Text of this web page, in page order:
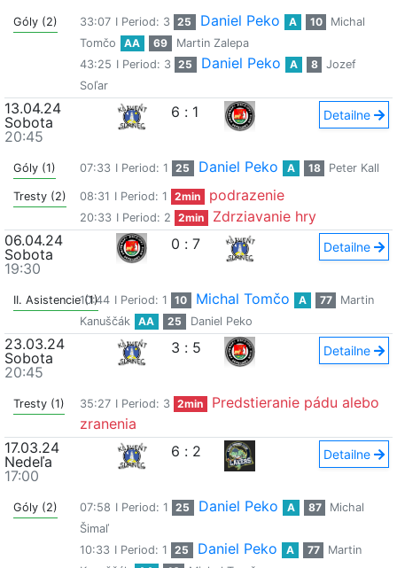
Góly (2) 33:07 I Period: 3 25 Daniel Peko A 10
Michal
Tomčo
AA 69
Martin Zalepa
43:25 I Period: 3 25 Daniel Peko A 8
Jozef
Soľar
13.04.24
Sobota
20:45
6 : 1 Detailne
Góly (1) 07:33 I Period: 1 25 Daniel Peko A 18 Peter Kall
Tresty (2) 08:31 I Period: 1 2min podrazenie
20:33 I Period: 2 2min
Zdrziavanie hry
06.04.24
Sobota
19:30
0 : 7 Detailne
II. Asistencie (1)
10:44 I Period: 1 10 Michal Tomčo A 77
Martin
Kanuščák
AA 25 Daniel Peko
23.03.24
Sobota
20:45
3 : 5 Detailne
Tresty (1) 35:27 I Period: 3 2min
Predstieranie pádu alebo
zranenia
17.03.24
Nedeľa
17:00
6 : 2 Detailne
Góly (2) 07:58 I Period: 1 25 Daniel Peko A 87
Michal
Šimaľ
10:33 I Period: 1 25 Daniel Peko A 77
Martin